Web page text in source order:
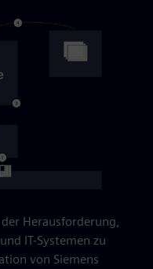
Herausforderung,
IT-Systemen zu
von Siemens